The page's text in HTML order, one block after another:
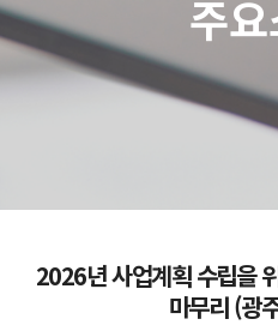
주
2026년 사업계획 수립을
마무리 (광